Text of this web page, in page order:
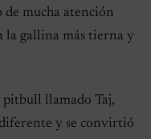
de mucha atención
la gallina más tierna y
pitbull llamado Taj,
y se convirtió